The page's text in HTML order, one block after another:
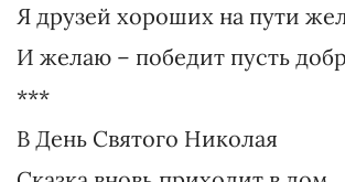
Я друзей хороших на пути
И желаю – победит пусть
***
В День Святого Николая